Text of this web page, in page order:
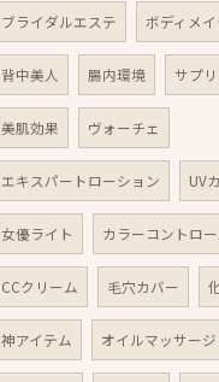
ブライダルエステ ボディメイ
背中美人 腸内環境 サプ
美肌効果 ヴォーチェ
エキスパートローション UV
女優ライト カラーコントロ
CCクリーム 毛穴カバー
神アイテム オイルマッサージ